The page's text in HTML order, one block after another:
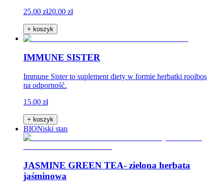
25.00 zł20.00 zł
+ koszyk
IMMUNE SISTER
Immune Sister to suplement diety w formie herbatki rooibos
na odporność.
15.00 zł
+ koszyk
BIONiski stan
JASMINE GREEN TEA- zielona herbata
jaśminowa